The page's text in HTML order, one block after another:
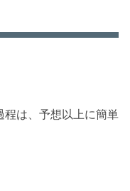
程は、予想以上に簡単